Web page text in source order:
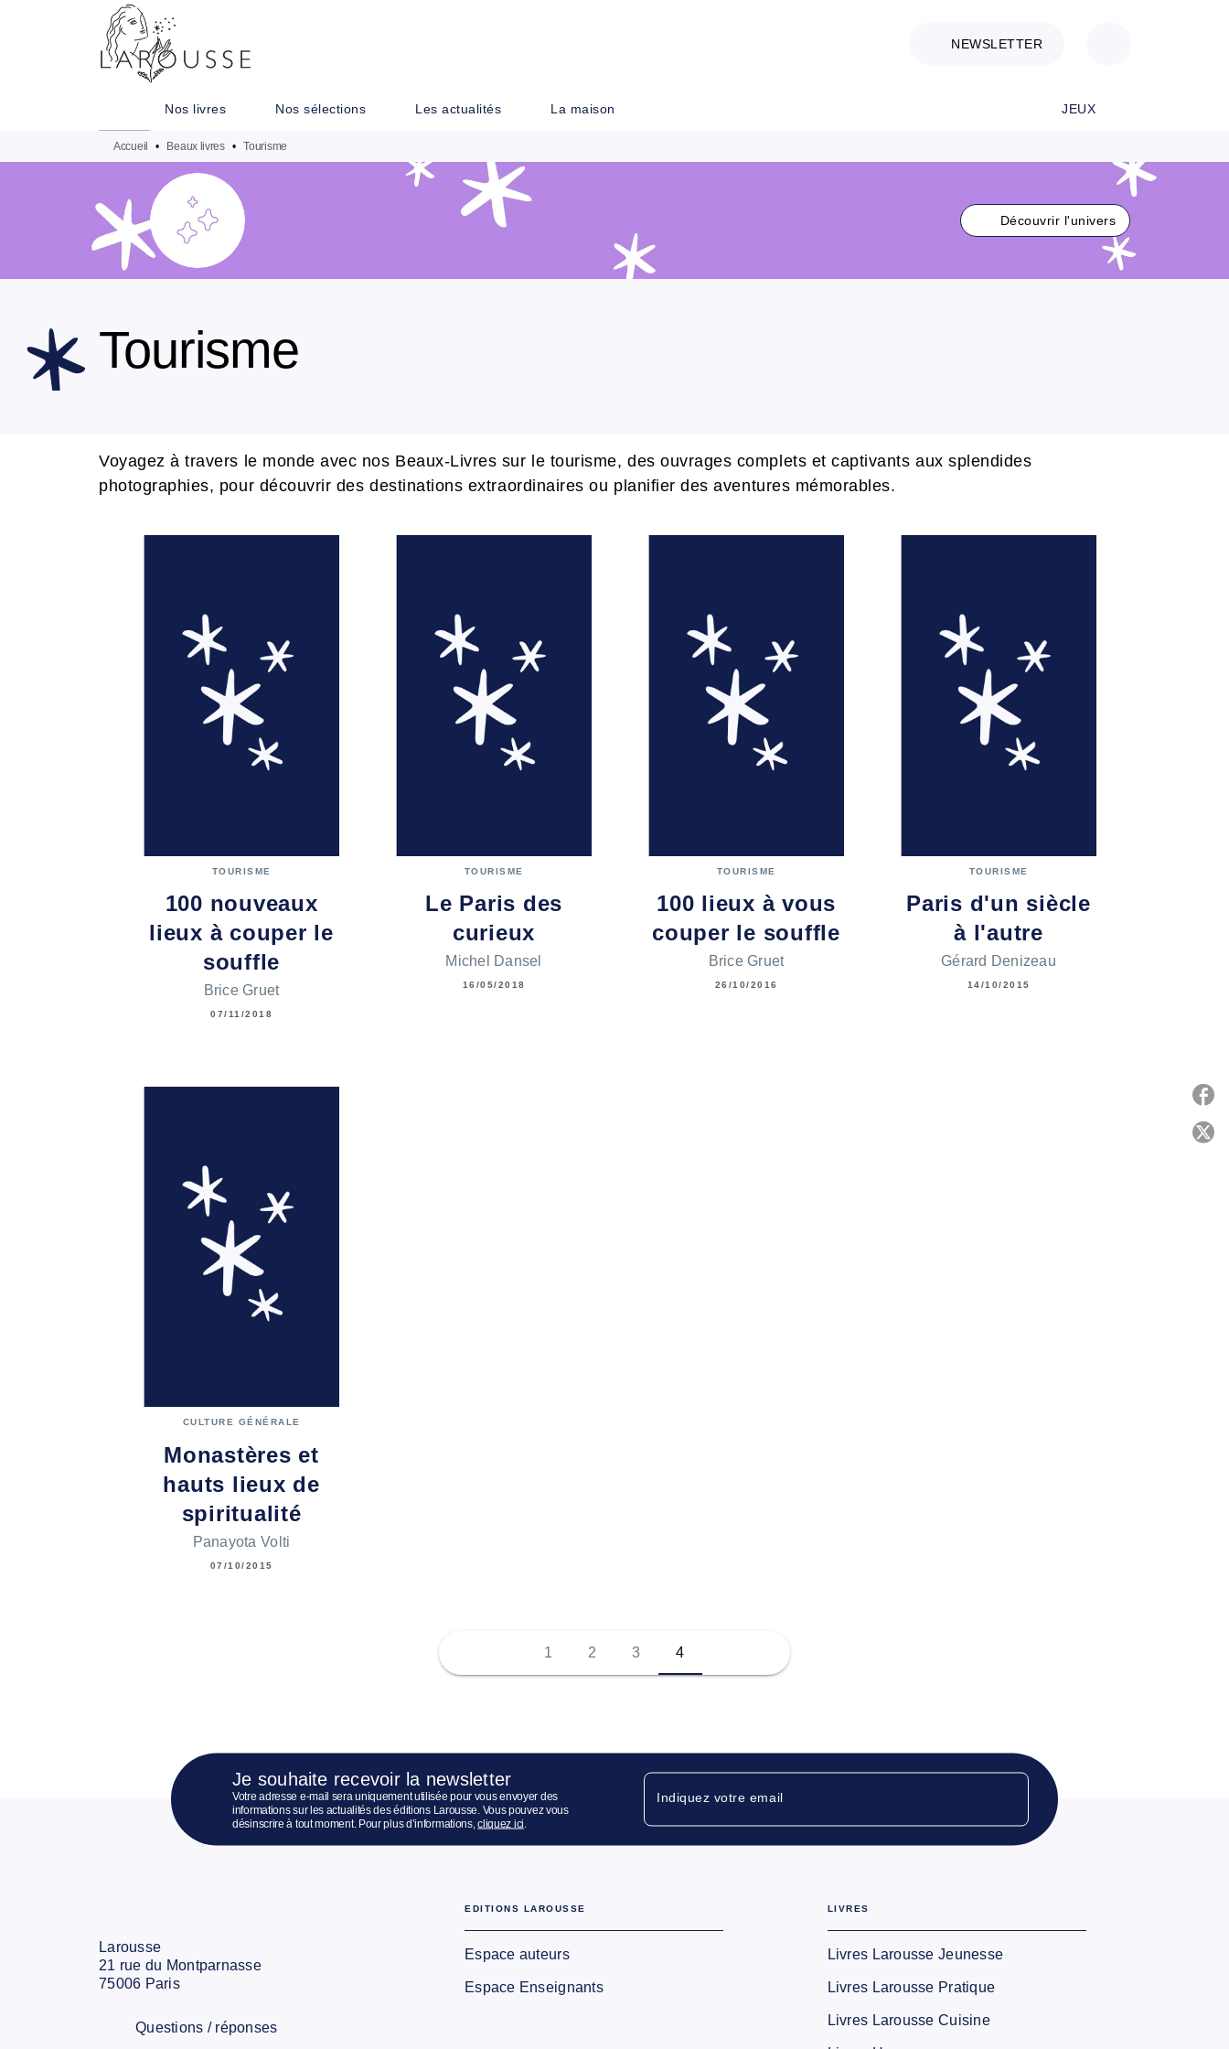
MENU
NEWSLETTER
Nos livres Nos sélections Les actualités La maison JEUX
Accueil • Beaux livres • Tourisme
Découvrir l'univers
Tourisme
Voyagez à travers le monde avec nos Beaux-Livres sur le tourisme, des ouvrages complets et captivants aux splendides
photographies, pour découvrir des destinations extraordinaires ou planifier des aventures mémorables.
TOURISME
100 nouveaux
lieux à couper le
souffle
Brice Gruet
07/11/2018
TOURISME
Le Paris des
curieux
Michel Dansel
16/05/2018
TOURISME
100 lieux à vous
couper le souffle
Brice Gruet
26/10/2016
TOURISME
Paris d'un siècle
à l'autre
Gérard Denizeau
14/10/2015
CULTURE GÉNÉRALE
Monastères et
hauts lieux de
spiritualité
Panayota Volti
07/10/2015
1 2 3 4
Je souhaite recevoir la newsletter
Votre adresse e-mail sera uniquement utilisée pour vous envoyer des
informations sur les actualités des éditions Larousse. Vous pouvez vous
désinscrire à tout moment. Pour plus d’informations,cliquez ici
Indiquez votre email
Larousse
21 rue du Montparnasse
75006 Paris
Questions / réponses
EDITIONS LAROUSSE
Espace auteurs
Espace Enseignants
LIVRES
Livres Larousse Jeunesse
Livres Larousse Pratique
Livres Larousse Cuisine